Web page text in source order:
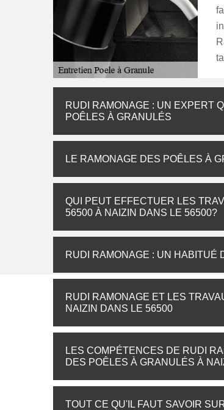
RUDI RAMONAGE : UN EXPERT
POÊLES À GRANULÉS
LE RAMONAGE DES POÊLES À
QUI PEUT EFFECTUER LES
56500 À NAIZIN DANS LE 56500?
RUDI RAMONAGE : UN HABITUÉ
RUDI RAMONAGE ET LES
NAIZIN DANS LE 56500
LES COMPÉTENCES DE RUDI
DES POÊLES À GRANULÉS À
TOUT CE QU'IL FAUT SAVOIR